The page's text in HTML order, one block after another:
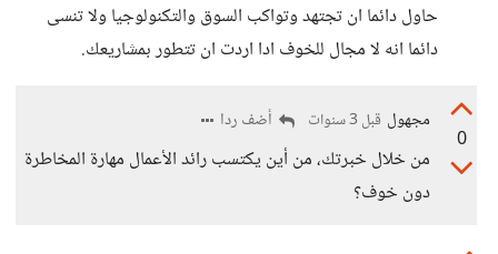
حاول دائما ان تجتهد وتواكب السوق والتكنولوجيا ولا تنسى
دائما انه لا مجال للخوف ادا اردت ان تتطور بمشاريعك.
0
مجهول قبل 3 سنوات أضف ردا
من خلال خبرتك، من أين يكتسب رائد الأعمال مهارة المخاطرة
دون خوف؟